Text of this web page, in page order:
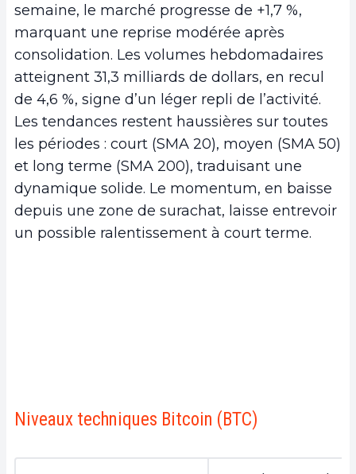
semaine, le marché progresse de +1,7 %,
marquant une reprise modérée après
consolidation. Les volumes hebdomadaires
atteignent 31,3 milliards de dollars, en recul
de 4,6 %, signe d’un léger repli de l’activité.
Les tendances restent haussières sur toutes
les périodes : court (SMA 20), moyen (SMA 50)
et long terme (SMA 200), traduisant une
dynamique solide. Le momentum, en baisse
depuis une zone de surachat, laisse entrevoir
un possible ralentissement à court terme.
Niveaux techniques Bitcoin (BTC)